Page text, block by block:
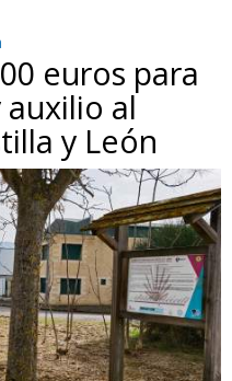
euros para
auxilio al
y León